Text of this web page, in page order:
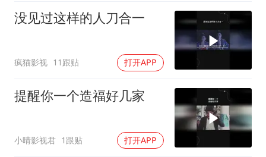
没见过这样的人刀合一
疯猫影视 11跟贴 打开APP
提醒你一个造福好几家
小晴影视君 1跟贴 打开APP